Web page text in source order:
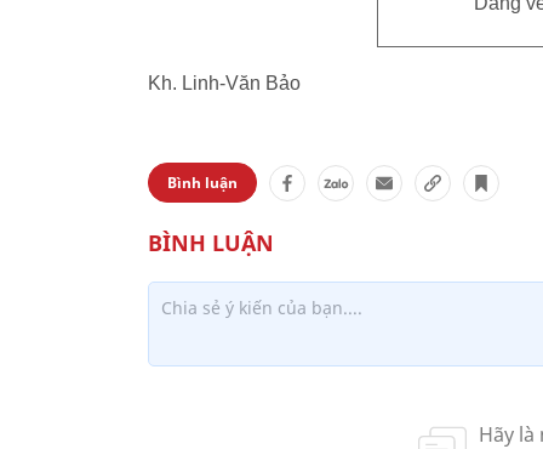
Kh. Linh-Văn Bảo
Bình luận